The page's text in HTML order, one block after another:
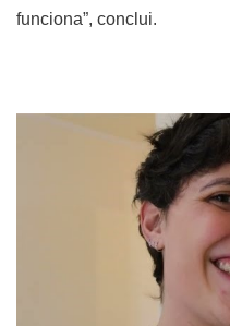
funciona”, conclui.